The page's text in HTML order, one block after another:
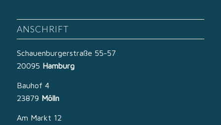
ANSCHRIFT
Schauenburgerstraße 55-57
20095 Hamburg
Bauhof 4
23879 Mölln
Am Markt 12